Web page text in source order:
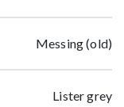
Messing (old)
Lister grey